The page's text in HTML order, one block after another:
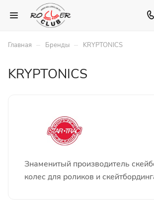
Главная – Бренды – KRYPTONICS
KRYPTONICS
Знаменитый производитель
колес для роликов и